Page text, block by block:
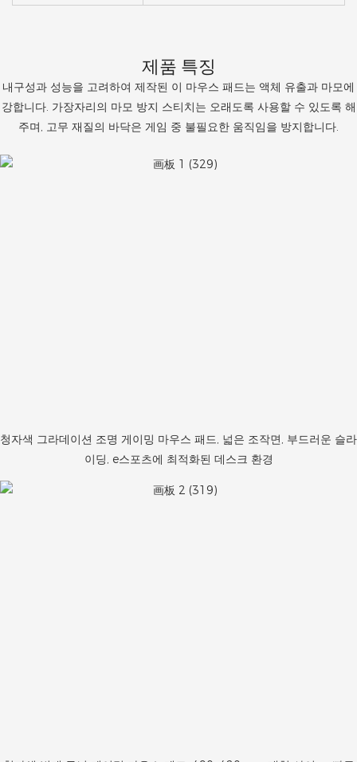
제품 특징
내구성과 성능을 고려하여 제작된 이 마우스 패드는 액체 유출과 마모에
강합니다. 가장자리의 마모 방지 스티치는 오래도록 사용할 수 있도록 해
주며, 고무 재질의 바닥은 게임 중 불필요한 움직임을 방지합니다.
청자색 그라데이션 조명 게이밍 마우스 패드, 넓은 조작면, 부드러운 슬라
이딩, e스포츠에 최적화된 데스크 환경